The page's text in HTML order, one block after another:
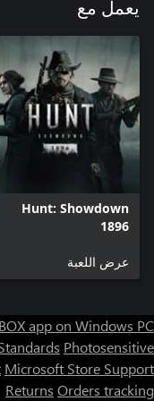
يعمل مع
Hunt: Showdown
1896
عرض اللعبة
app on Windows PC
Photosensitive
Microsoft Store Support
Returns Orders tracking